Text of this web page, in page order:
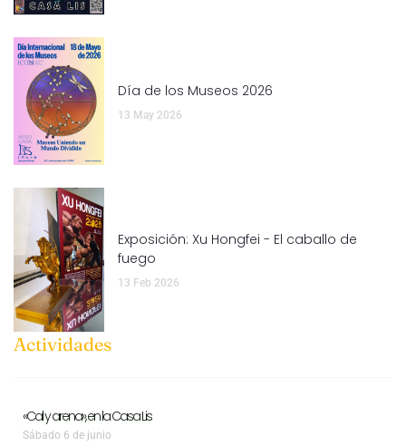
Día de los Museos 2026
13 May 2026
Exposición: Xu Hongfei - El caballo de
fuego
13 Feb 2026
Actividades
«Cal y arena», en la Casa Lis
Sábado 6 de junio